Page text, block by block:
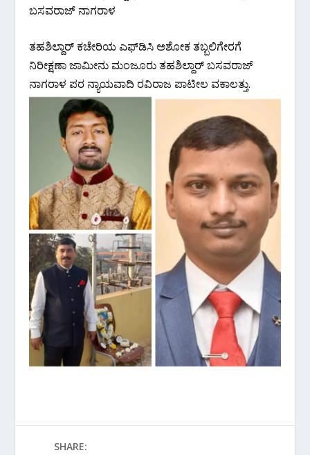
ಬಸವರಾಜ್ ನಾಗರಾಳ
ತಹಶಿಲ್ದಾರ್ ಕಚೇರಿಯ ಎಫ್‌ಡಿಸಿ ಅಶೋಕ ತಬ್ಬಲಿಗೇರ‌ಗೆ
ನಿರೀಕ್ಷಣಾ ಜಾಮೀನು ಮಂಜೂರು ತಹಶಿಲ್ದಾರ್ ಬಸವರಾಜ್
ನಾಗರಾಳ ಪರ ನ್ಯಾಯವಾದಿ ರವಿರಾಜ ಪಾಟೀಲ ವಕಾಲತ್ತು.
SHARE: